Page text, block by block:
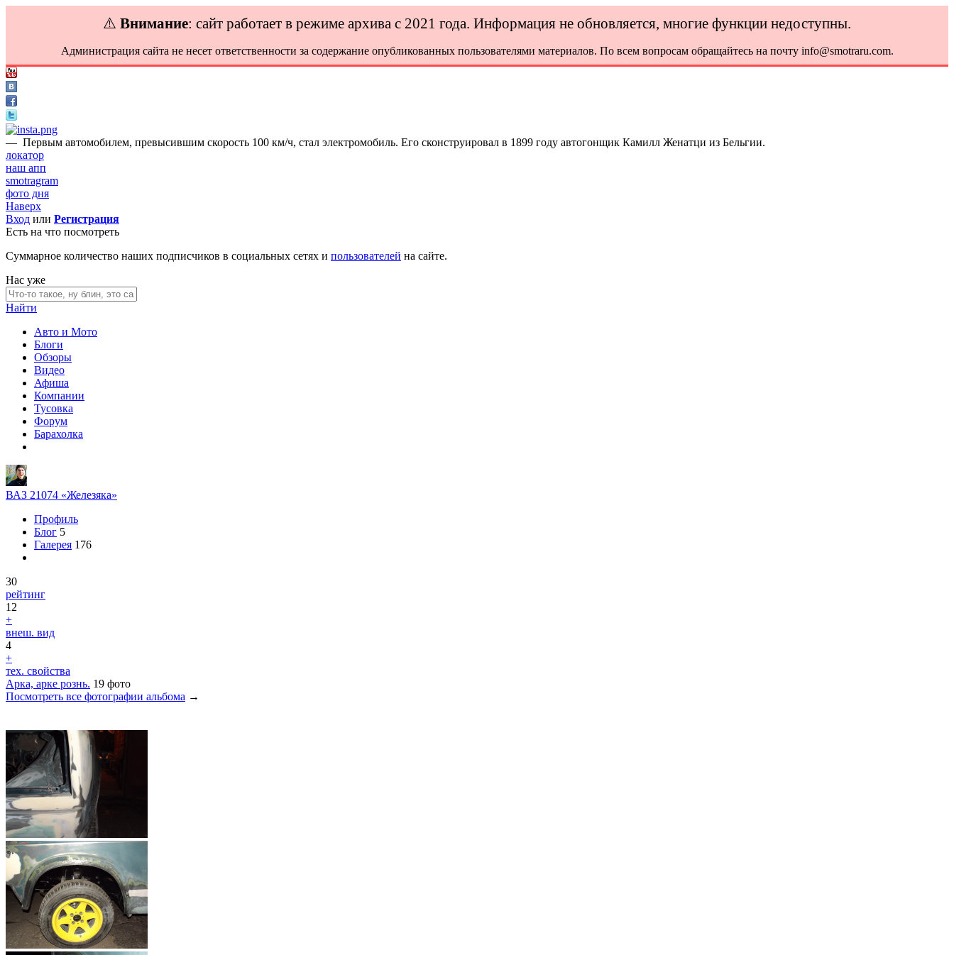
⚠️ Внимание: сайт работает в режиме архива с 2021 года. Информация не обновляется, многие функции недоступны.
Администрация сайта не несет ответственности за содержание опубликованных пользователями материалов. По всем вопросам обращайтесь на почту info@smotraru.com.
— Первым автомобилем, превысившим скорость 100 км/ч, стал электромобиль. Его сконструировал в 1899 году автогонщик Камилл Женатци из Бельгии.
локатор
наш апп
smotragram
фото дня
Наверх
Вход или Регистрация
Есть на что посмотреть
Суммарное количество наших подписчиков в социальных сетях и пользователей на сайте.
Нас уже
Найти
Авто и Мото
Блоги
Обзоры
Видео
Афиша
Компании
Тусовка
Форум
Барахолка
ВАЗ 21074 «Железяка»
Профиль
Блог 5
Галерея 176
30
рейтинг
12
+
внеш. вид
4
+
тех. свойства
Арка, арке рознь. 19 фото
Посмотреть все фотографии альбома →